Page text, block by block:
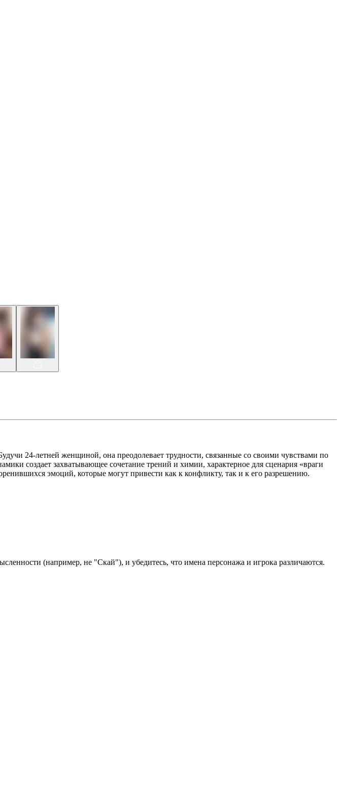
24-летней женщиной, она преодолевает трудности, связанные со своими чувствами по
создает захватывающее сочетание трений и химии, характерное для сценария «враги
эмоций, которые могут привести как к конфликту, так и к его разрешению.
(например, не "Скай"), и убедитесь, что имена персонажа и игрока различаются.